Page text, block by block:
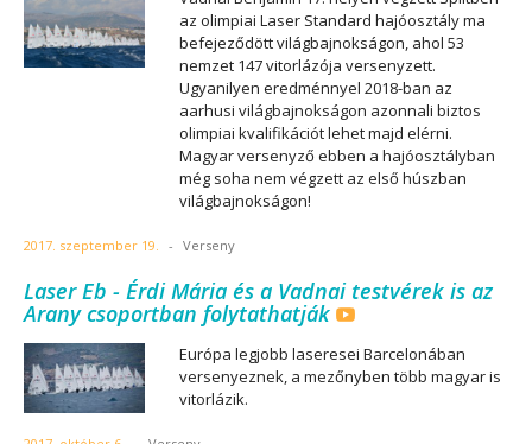
az olimpiai Laser Standard hajóosztály ma
befejeződött világbajnokságon, ahol 53
nemzet 147 vitorlázója versenyzett.
Ugyanilyen eredménnyel 2018-ban az
aarhusi világbajnokságon azonnali biztos
olimpiai kvalifikációt lehet majd elérni.
Magyar versenyző ebben a hajóosztályban
még soha nem végzett az első húszban
világbajnokságon!
2017. szeptember 19. - Verseny
Laser Eb - Érdi Mária és a Vadnai testvérek is az
Arany csoportban folytathatják
Európa legjobb laseresei Barcelonában
versenyeznek, a mezőnyben több magyar is
vitorlázik.